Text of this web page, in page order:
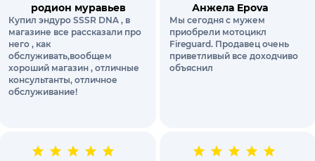
родион муравьев
Купил эндуро SSSR DNA , в
магазине все рассказали про
него , как
обслуживать,вообщем
хороший магазин , отличные
консультанты, отличное
обслуживание!
Анжела Epova
Мы сегодня с мужем
приобрели мотоцикл
Fireguard. Продавец очень
приветливый все доходчиво
объяснил